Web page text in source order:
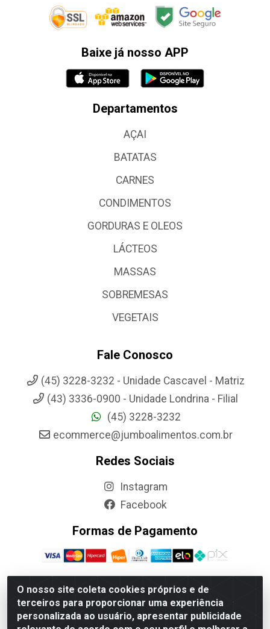
O nosso site coleta cookies próprios e de
terceiros para proporcionar uma experiência
personalizada ao usuário, apresentar publicidade
Baixe já nosso APP
Departamentos
AÇAI
BATATAS
CARNES
CONDIMENTOS
GORDURAS E OLEOS
LÁCTEOS
MASSAS
SOBREMESAS
VEGETAIS
Fale Conosco
(45) 3228-3232 - Unidade Cascavel - Matriz
(43) 3336-0900 - Unidade Londrina - Filial
(45) 3228-3232
ecommerce@jumboalimentos.com.br
Redes Sociais
Instagram
Facebook
Formas de Pagamento
Jumbo Alimentos Cascavel - Matriz - Rua Itatiba Do Sul, 161 -
Santos Dumont, Cascavel-PR - CEP 85804-700- CNPJ